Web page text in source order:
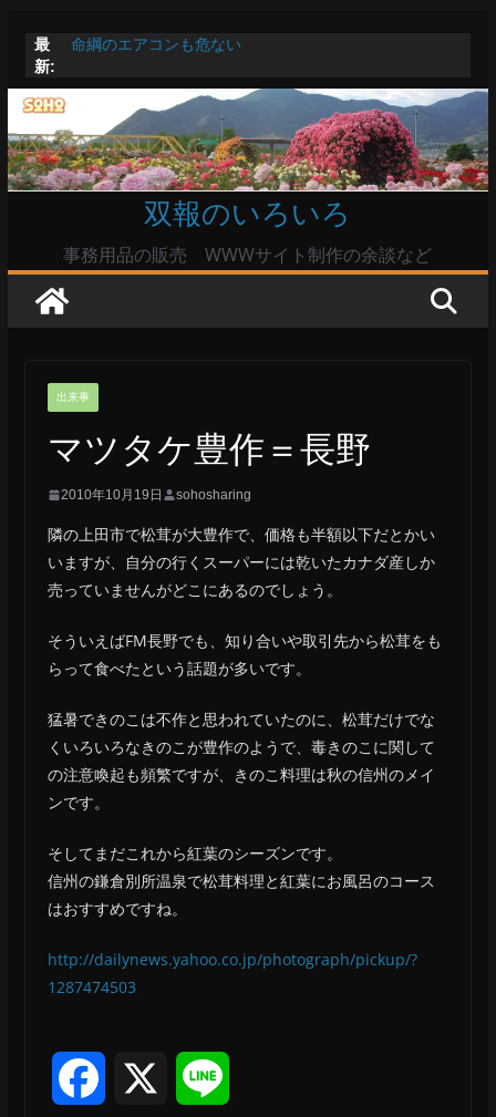
テ
ン
ツ
へ
ッ
最
新:
命綱のエアコンも危ない
た暑い
Windowsユーザーは公共の共有Wi-Fiは使うな?
高市首相とは隙間風が吹く鈴木憲和農水相
陸自部隊の思想信条調査報道受け小泉防衛相「不適切活
動ない」で良いのか
双報のいろいろ
事務用品の販売 WWWサイト制作の余談など
出来事
マツタケ豊作＝長野
2010年10月19日 sohosharing
隣の上田市で松茸が大豊作で、価格も半額以下だとかい
いますが、自分の行くスーパーには乾いたカナダ産しか
売っていませんがどこにあるのでしょう。
そういえばFM長野でも、知り合いや取引先から松茸をも
らって食べたという話題が多いです。
猛暑できのこは不作と思われていたのに、松茸だけでな
くいろいろなきのこが豊作のようで、毒きのこに関して
の注意喚起も頻繁ですが、きのこ料理は秋の信州のメイ
ンです。
そしてまだこれから紅葉のシーズンです。
信州の鎌倉別所温泉で松茸料理と紅葉にお風呂のコース
はおすすめですね。
http://dailynews.yahoo.co.jp/photograph/pickup/?
1287474503